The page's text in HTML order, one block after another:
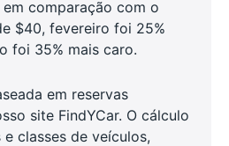
comparação com o
$40, fevereiro foi 25%
foi 35% mais caro.
em reservas
site FindYCar. O cálculo
classes de veículos,